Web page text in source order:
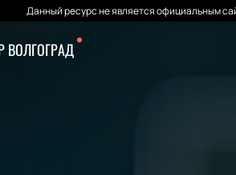
Данный ресурс не является официальным
ВОЛГОГРАД